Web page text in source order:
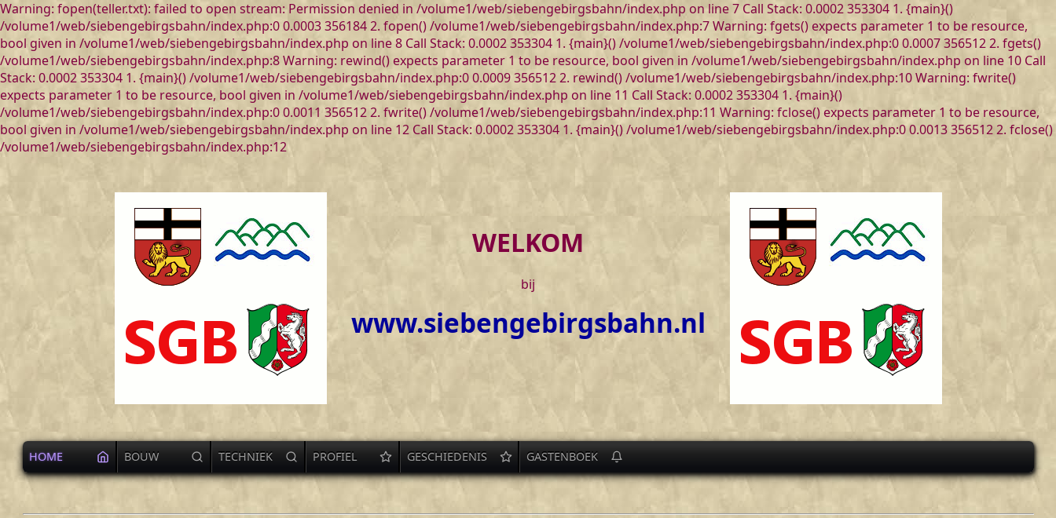
Warning: fopen(teller.txt): failed to open stream: Permission denied in /volume1/web/siebengebirgsbahn/index.php on line 7 Call Stack: 0.0002 353304 1. {main}()
/volume1/web/siebengebirgsbahn/index.php:0 0.0003 356184 2. fopen() /volume1/web/siebengebirgsbahn/index.php:7 Warning: fgets() expects parameter 1 to be resource,
bool given in /volume1/web/siebengebirgsbahn/index.php on line 8 Call Stack: 0.0002 353304 1. {main}() /volume1/web/siebengebirgsbahn/index.php:0 0.0007 356512 2. fgets()
/volume1/web/siebengebirgsbahn/index.php:8 Warning: rewind() expects parameter 1 to be resource, bool given in /volume1/web/siebengebirgsbahn/index.php on line 10 Call
Stack: 0.0002 353304 1. {main}() /volume1/web/siebengebirgsbahn/index.php:0 0.0009 356512 2. rewind() /volume1/web/siebengebirgsbahn/index.php:10 Warning: fwrite()
expects parameter 1 to be resource, bool given in /volume1/web/siebengebirgsbahn/index.php on line 11 Call Stack: 0.0002 353304 1. {main}()
/volume1/web/siebengebirgsbahn/index.php:0 0.0011 356512 2. fwrite() /volume1/web/siebengebirgsbahn/index.php:11 Warning: fclose() expects parameter 1 to be resource,
bool given in /volume1/web/siebengebirgsbahn/index.php on line 12 Call Stack: 0.0002 353304 1. {main}() /volume1/web/siebengebirgsbahn/index.php:0 0.0013 356512 2. fclose()
/volume1/web/siebengebirgsbahn/index.php:12
WELKOM
bij
www.siebengebirgsbahn.nl
HOME BOUW TECHNIEK PROFIEL GESCHIEDENIS GASTENBOEK